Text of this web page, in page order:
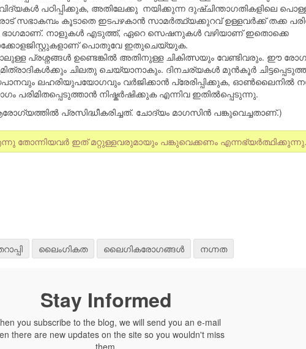
പഠിപ്പിക്കുക, അതിലേക്കു നയിക്കുന്ന ദുഷ്ചിന്താഗതികളിലെ
സഭാകമ്പം കൂടാതെ ഇടപഴകാന്‍ സാമര്‍ത്ഥ്യക്കുറവ് ഉള്ളവര്‍ക്ക് തക്ക
ഭാഗമാണ്. നാളുകള്‍ എടുത്ത്, ഏറെ സെഷനുകള്‍ വഴിയാണ് ഇതൊക്കെ
പൊതുവേ ഇതുചെയ്യുക.
പ്രശ്നങ്ങള്‍ ഉണ്ടെങ്കില്‍ അതിനുള്ള ചികിത്സയും വേണ്ടിവരും. ഈ
ചിലതു ചെയ്യാനാകും. ദിനചര്യകള്‍ മുന്‍‌കൂര്‍
ലഹരിയുപയോഗവും വര്‍ജിക്കാന്‍ പ്രേരിപ്പിക്കുക, ഓണ്‍ലൈനില്‍
പരിമിതപ്പെടുത്താന്‍ നിഷ്കര്‍ഷിക്കുക എന്നിവ ഇതില്‍പ്പെടുന്നു.
പ്രസിദ്ധീകരിച്ചത്. ചോദ്യം മാഗസിന്‍ പങ്കുവെച്ചതാണ്.)
തോന്നിയവര്‍ ഇത് മറ്റുള്ളവരുമായും പങ്കുവെക്കണം എന്നഭ്യര്‍ത്ഥിക്കുന്നു.
ലൈംഗികത ലൈഗികരോഗങ്ങള്‍ നഗ്നത
Stay Informed
you subscribe to the blog, we will send you an e-mail
there are new updates on the site so you wouldn't miss
them.